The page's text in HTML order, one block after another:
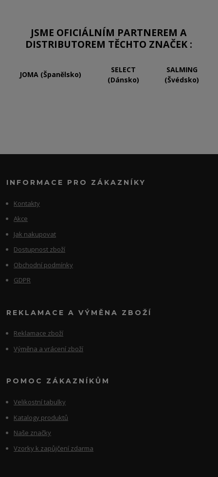
JSME OFICIÁLNÍM PARTNEREM A
DISTRIBUTOREM TĚCHTO ZNAČEK :
JOMA (Španělsko)
SELECT
(Dánsko)
SALMING
(Švédsko)
INFORMACE PRO ZÁKAZNÍKY
Kontakty
Akce
Jak nakupovat
Dostupnost zboží
Obchodní podmínky
GDPR
REKLAMACE A VÝMĚNA ZBOŽÍ
Reklamace zboží
Výměna a vrácení zboží
POMOC ZÁKAZNÍKŮM
Velikostní tabulky
Katalogy produktů
Naše značky
Vzorky k zapůjčení zdarma